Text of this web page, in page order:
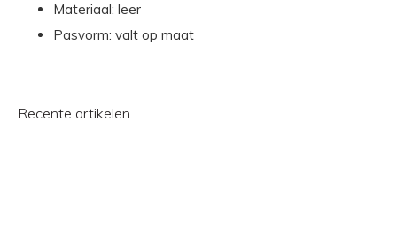
Materiaal: leer
Pasvorm: valt op maat
Recente artikelen